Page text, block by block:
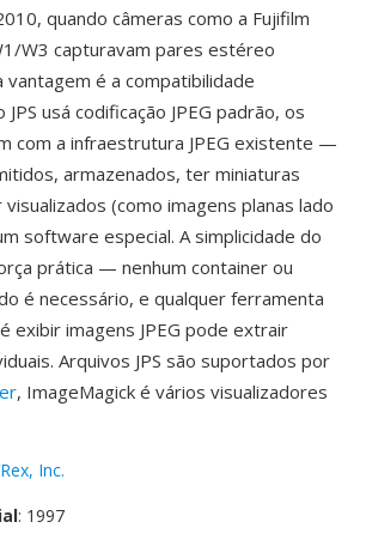
quando câmeras como a Fujifilm
W3 capturavam pares estéreo
vantagem é a compatibilidade
usá codificação JPEG padrão, os
com a infraestrutura JPEG existente —
armazenados, ter miniaturas
(como imagens planas lado
software especial. A simplicidade do
prática — nenhum container ou
é necessário, e qualquer ferramenta
exibir imagens JPEG pode extrair
Arquivos JPS são suportados por
, ImageMagick é vários visualizadores
Inc.
: 1997